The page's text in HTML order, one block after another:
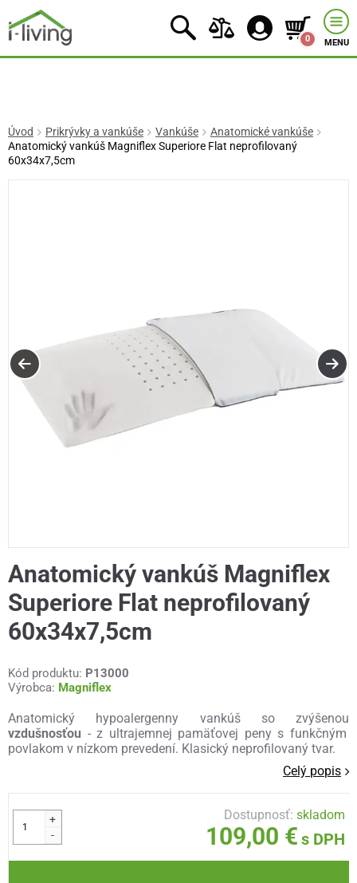
0 MENU
Úvod Prikrývky a vankúše Vankúše
Anatomické vankúše
Anatomický vankúš Magniflex Superiore Flat neprofilovaný
60x34x7,5cm
Anatomický vankúš Magniflex
Superiore Flat neprofilovaný
60x34x7,5cm
Kód produktu: P13000
Výrobca: Magniflex
Anatomický hypoalergenny vankúš so zvýšenou
vzdušnosťou - z ultrajemnej pamäťovej peny s funkčným
povlakom v nízkom prevedení. Klasický neprofilovaný tvar.
Celý popis
+
-
Dostupnosť:skladom
109,00 € s DPH